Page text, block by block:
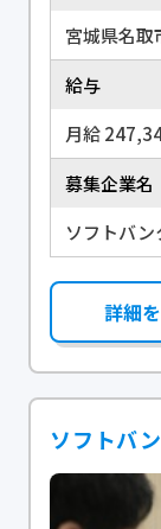
宮城県名取
給与
月給
募集企業名
ソフトバ
詳細
ソフトバ